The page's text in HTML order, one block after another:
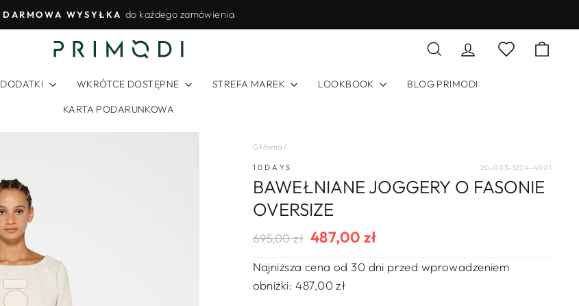
Wstrzymywanie
pokazu
DARMOWA WYSYŁKA do każdego zamówienia
Szukaj Zaloguj się
Lista życzeń
DODATKI WKRÓTCE DOSTĘPNE STREFA MAREK LOOKBOOK BLOG PRIMODI
KARTA PODARUNKOWA
Główna /
10DAYS 20-003-3204-4001
BAWEŁNIANE JOGGERY O FASONIE
OVERSIZE
Regularna
695,00 zł
Cena
487,00 zł
Najniższa cena od 30 dni przed wprowadzeniem
obniżki: 487,00 zł